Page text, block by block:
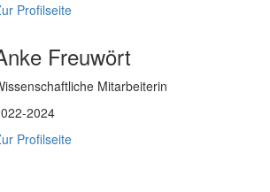
Profilseite
Freuwört
Mitarbeiterin
2024
Profilseite